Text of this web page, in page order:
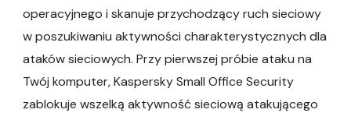
operacyjnego i skanuje przychodzący ruch sieciowy
w poszukiwaniu aktywności charakterystycznych dla
ataków sieciowych. Przy pierwszej próbie ataku na
Twój komputer, Kaspersky Small Office Security
zablokuje wszelką aktywność sieciową atakującego